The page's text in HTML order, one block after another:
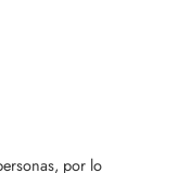
por lo